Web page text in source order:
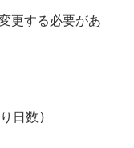
更する必要があ
日数)